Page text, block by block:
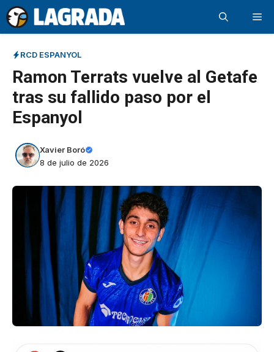
Saltar
al
contenido
RCD ESPANYOL
Ramon Terrats vuelve al Getafe
tras su fallido paso por el
Espanyol
Xavier Boró
8 de julio de 2026